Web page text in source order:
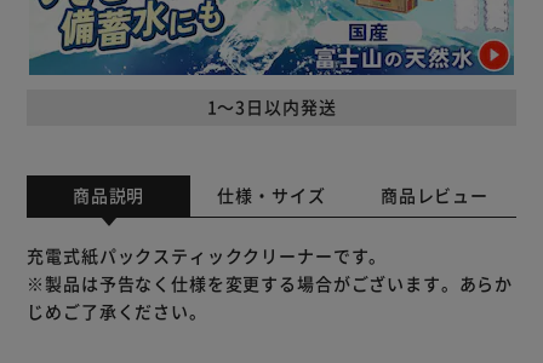
1～3日以内発送
商品説明 仕様・サイズ 商品レビュー
充電式紙パックスティッククリーナーです。
※製品は予告なく仕様を変更する場合がございます。あらか
じめご了承ください。